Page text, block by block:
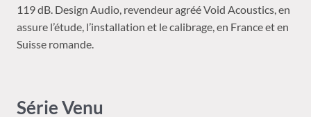
119 dB. Design Audio, revendeur agréé Void Acoustics, en
assure l’étude, l’installation et le calibrage, en France et en
Suisse romande.
Série Venu